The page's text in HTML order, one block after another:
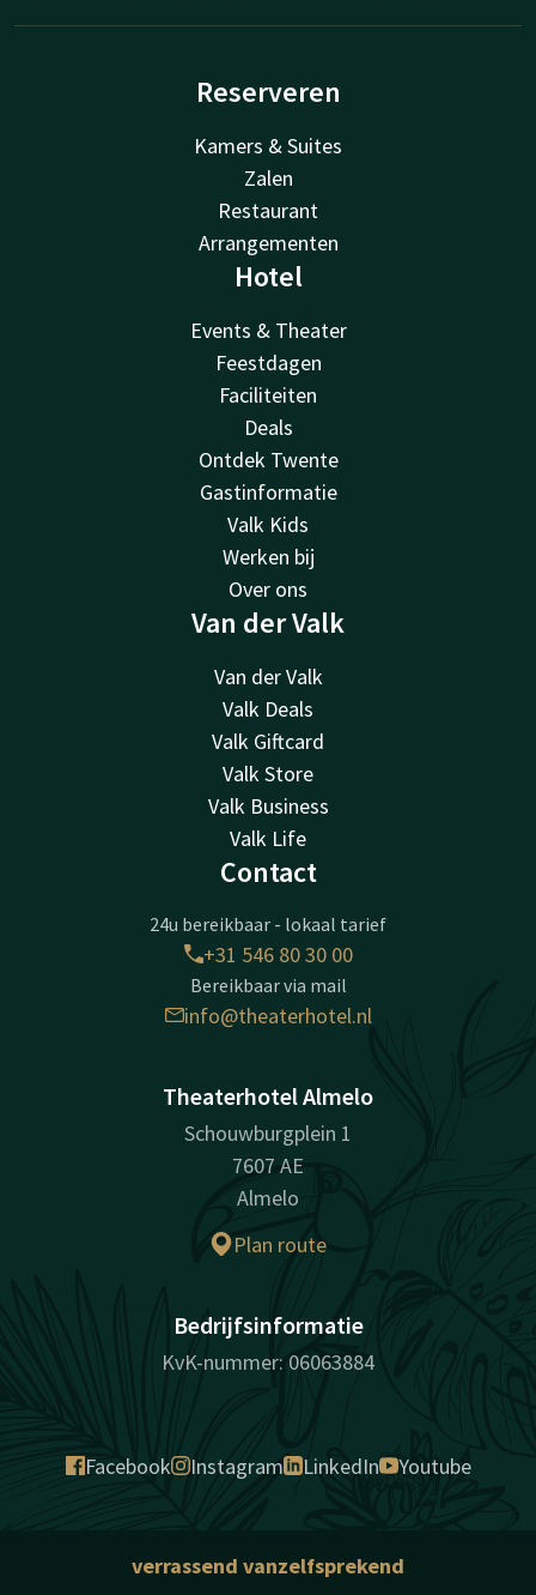
Reserveren
Kamers & Suites
Zalen
Restaurant
Arrangementen
Hotel
Events & Theater
Feestdagen
Faciliteiten
Deals
Ontdek Twente
Gastinformatie
Valk Kids
Werken bij
Over ons
Van der Valk
Van der Valk
Valk Deals
Valk Giftcard
Valk Store
Valk Business
Valk Life
Contact
24u bereikbaar - lokaal tarief
+31 546 80 30 00
Bereikbaar via mail
info@theaterhotel.nl
Theaterhotel Almelo
Schouwburgplein 1
7607 AE
Almelo
Plan route
Bedrijfsinformatie
KvK-nummer: 06063884
Facebook Instagram LinkedIn Youtube
verrassend vanzelfsprekend